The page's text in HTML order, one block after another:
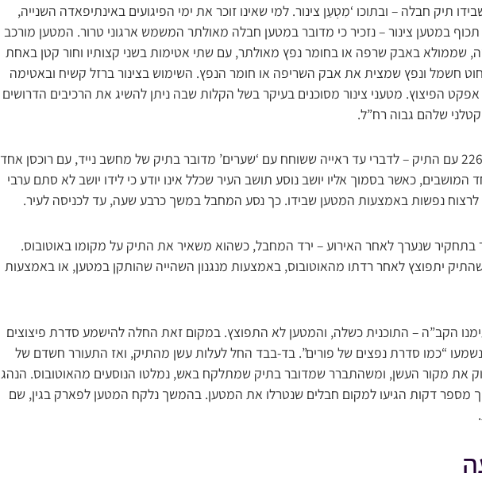
תיק חבלה – ובתוכו ‘מִטְעַן צינור. למי שאינו זוכר את ימי הפיגועים באינתיפאדה השנייה,
במטען צינור – נזכיר כי מדובר במטען חבלה מאולתר המשמש ארגוני טרור. המטען מורכב
שממולא באבק שרפה או בחומר נפץ מאולתר, עם שתי אטימות בשני קצותיו וחור קטן באחת
חשמל ונפץ שמצית את אבק השריפה או חומר הנפץ. השימוש בצינור ברזל קשיח ובאטימה
אפקט הפיצוץ. מטעני צינור מסוכנים בעיקר בשל הקלות שבה ניתן להשיג את הרכיבים הדרושים
שלהם גבוה רח”ל.
כאמור, המחבל עלה לקו 226 עם התיק – לדברי עד ראייה ששוחח עם ‘שערים’ מדובר בתיק של מחשב נייד, עם רוכסן אחד
המושבים, כאשר בסמוך אליו יושב נוסע תושב העיר שכלל אינו יודע כי לידו יושב לא סתם ערבי
נפשות באמצעות המטען שבידו. כך נסע המחבל במשך כרבע שעה, עד לכניסה לעיר.
בתחקיר שנערך לאחר האירוע – ירד המחבל, כשהוא משאיר את התיק על מקומו באוטובוס.
יתפוצץ לאחר רדתו מהאוטובוס, באמצעות מנגנון השהייה שהותקן במטען, או באמצעות
הקב”ה – התוכנית כשלה, והמטען לא התפוצץ. במקום זאת החלה להישמע סדרת פיצוצים
“כמו סדרת נפצים של פורים”. בד-בבד החל לעלות עשן מהתיק, ואז התעורר חשדם של
את מקור העשן, ומשהתברר שמדובר בתיק שמתלקח באש, נמלטו הנוסעים מהאוטובוס. הנהג
מספר דקות הגיעו למקום חבלים שנטרלו את המטען. בהמשך נלקח המטען לפארק בגין, שם